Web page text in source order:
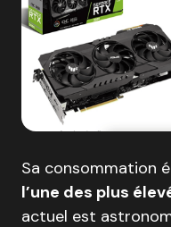
Sa consommation
l’une des plus
actuel est